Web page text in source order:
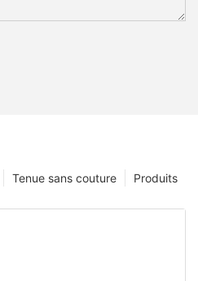
Produits
Tenue sans couture